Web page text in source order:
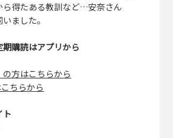
ら得たある教訓など…安奈さん
ました。
購読はアプリから
の方はこちらから
ちらから
ト